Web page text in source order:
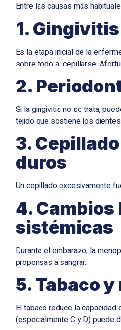
Entre las causas más
1. Gingivitis
Es la etapa inicial de la
sobre todo al cepillarse.
2.
Si la gingivitis no se trata,
tejido que sostiene los
3.
duros
Un cepillado excesivamente
4.
sistémicas
Durante el embarazo, la
propensas a sangrar.
5. Tabaco
El tabaco reduce la
(especialmente C y D) puede